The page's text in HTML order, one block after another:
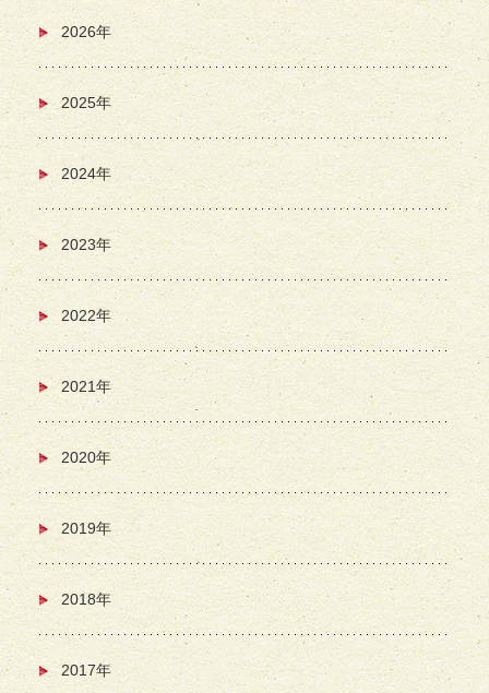
2026年
2025年
2024年
2023年
2022年
2021年
2020年
2019年
2018年
2017年